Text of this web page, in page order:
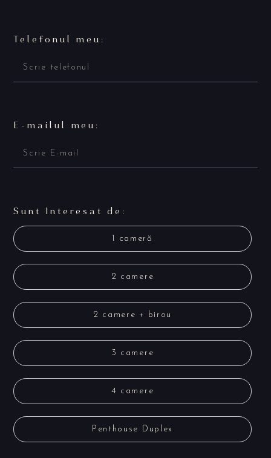
Telefonul meu:
E-mailul meu:
Sunt Interesat de:
1 cameră
2 camere
2 camere + birou
3 camere
4 camere
Penthouse Duplex